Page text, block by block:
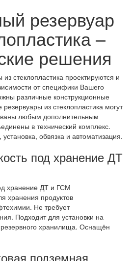
резервуар
–
решения
стеклопластика проектируются и
от специфики Вашего
различные конструкционные
из стеклопластика могут
любым дополнительным
в технический комплекс.
обвязка и автоматизация.
под хранение ДТ
хранения продуктов
Не требует
Подходит для установки на
резервного хранилища. Оснащён
подземная